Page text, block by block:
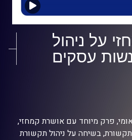
על ניהול
עסקים
פרק מיוחד עם אושרת קמחזי,
תקשורת, בשיחה על ניהול תקשורת